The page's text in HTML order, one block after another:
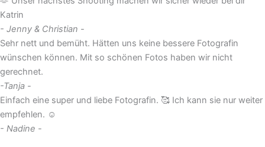
Katrin
- Jenny & Christian -
Sehr nett und bemüht. Hätten uns keine bessere Fotografin
wünschen können. Mit so schönen Fotos haben wir nicht
gerechnet.
-Tanja -
Einfach eine super und liebe Fotografin. 🥰 Ich kann sie nur weiter
empfehlen. ☺️
- Nadine -